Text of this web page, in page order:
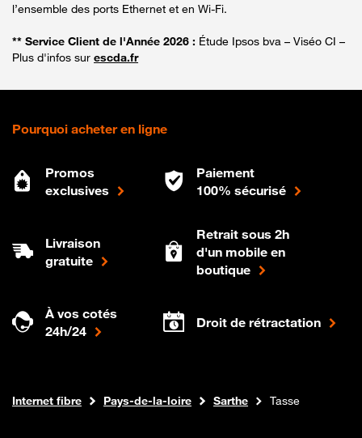
l’ensemble des ports Ethernet et en Wi-Fi.
** Service Client de l'Année 2026 : Étude Ipsos bva – Viséo CI –
Plus d'infos sur escda.fr
Pourquoi acheter en ligne
Promos
exclusives
Paiement
100% sécurisé
Livraison
gratuite
Retrait sous 2h
d'un mobile en
boutique
À vos cotés
24h/24
Droit de rétractation
Boutique Orange
Internet fibre Pays-de-la-loire Sarthe Tasse